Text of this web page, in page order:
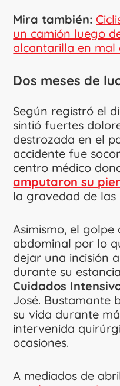
Mira también:
un camión luego
alcantarilla en mal
Dos meses de
Según registró el
sintió fuertes
destrozada en el
accidente fue
centro médico
amputaron su
la gravedad de las
Asimismo, el
abdominal por lo
dejar una incisión
durante su
Cuidados
José. Bustamante
su vida durante
intervenida
ocasiones.
A mediados de